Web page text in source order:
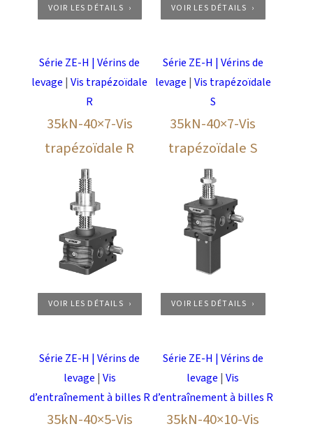
VOIR LES DÉTAILS VOIR LES DÉTAILS
Série ZE-H | Vérins de
levage |Vis trapézoïdale
R
35kN-40×7-Vis
trapézoïdale R
VOIR LES DÉTAILS
Série ZE-H | Vérins de
levage | Vis trapézoïdale
S
35kN-40×7-Vis
trapézoïdale S
VOIR LES DÉTAILS
Série ZE-H | Vérins de
levage | Vis
d’entraînement à billes R
35kN-40×5-Vis
Série ZE-H | Vérins de
levage |Vis
d’entraînement à billes R
35kN-40×10-Vis